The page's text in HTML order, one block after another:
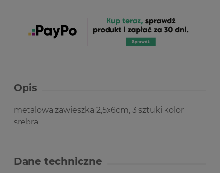
Opis
metalowa zawieszka 2,5x6cm, 3 sztuki kolor
srebra
Dane techniczne